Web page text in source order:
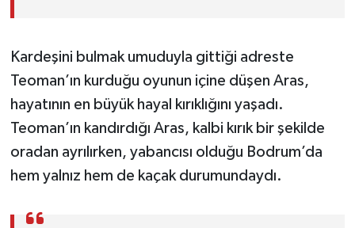
Kardeşini bulmak umuduyla gittiği adreste
Teoman’ın kurduğu oyunun içine düşen Aras,
hayatının en büyük hayal kırıklığını yaşadı.
Teoman’ın kandırdığı Aras, kalbi kırık bir şekilde
oradan ayrılırken, yabancısı olduğu Bodrum’da
hem yalnız hem de kaçak durumundaydı.